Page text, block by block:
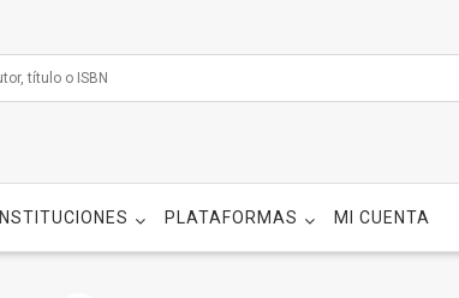
INSTITUCIONES PLATAFORMAS MI CUENTA